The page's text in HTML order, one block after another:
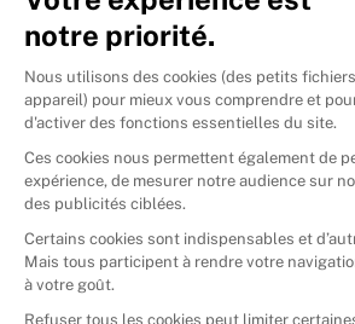
🇪🇸Espagne
🇩🇪Allemagne
🇮🇹 Italie